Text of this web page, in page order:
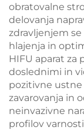
obratovalne
delovanja
zdravljenjem
hlajenja in
HIFU aparat za
doslednimi in
pozitivne ustne
zavarovanja in
neinvazivne
profilov